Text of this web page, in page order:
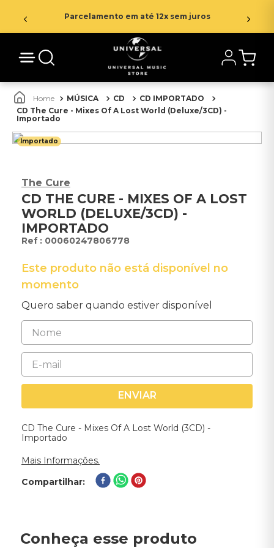
Parcelamento em até 12x sem juros
MÚSICA CD
CD IMPORTADO
CD The Cure - Mixes Of A Lost World (Deluxe/3CD) -
Importado
Importado
The Cure
CD THE CURE - MIXES OF A LOST
WORLD (DELUXE/3CD) -
IMPORTADO
: 00060247806778
Este produto não está disponível no
momento
Quero saber quando estiver disponível
ENVIAR
CD The Cure - Mixes Of A Lost World (3CD) -
Importado
Mais Informações.
Compartilhar
Conheça esse produto